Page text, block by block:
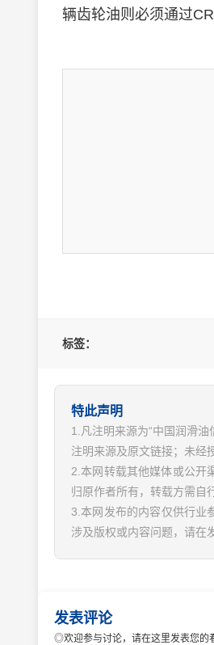
辆齿轮油则必须通过
标签：
特此声明
1.凡注明来源为“中国润滑
注明来源及原文链接；未经
2.本网转载其他媒体或公开
归原作者所有，转载方需自
3.本网发布的内容仅供行业
涉及版权或内容问题，请在
发表评论
◎欢迎参与讨论，请在这里发表您的